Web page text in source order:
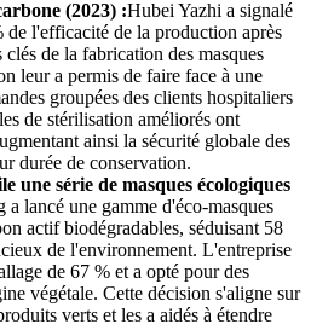
(2023) :Hubei Yazhi a signalé
de l'efficacité de la production après
de la fabrication des masques
leur a permis de faire face à une
groupées des clients hospitaliers
de stérilisation améliorés ont
ainsi la sécurité globale des
durée de conservation.
une série de masques écologiques
lancé une gamme d'éco-masques
actif biodégradables, séduisant 58
de l'environnement. L'entreprise
de 67 % et a opté pour des
végétale. Cette décision s'aligne sur
verts et les a aidés à étendre